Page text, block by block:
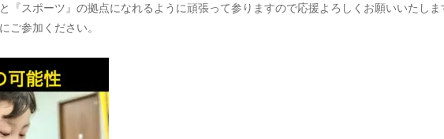
『スポーツ』の拠点になれるように頑張って参りますので応援よろしくお願いいたしま
ご参加ください。